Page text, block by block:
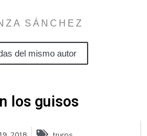
SÁNCHEZ
del mismo autor
los guisos